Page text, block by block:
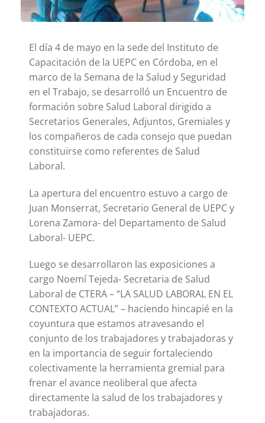
El día 4 de mayo en la sede del Instituto de
Capacitación de la UEPC en Córdoba, en el
marco de la Semana de la Salud y Seguridad
en el Trabajo, se desarrolló un Encuentro de
formación sobre Salud Laboral dirigido a
Secretarios Generales, Adjuntos, Gremiales y
los compañeros de cada consejo que puedan
constituirse como referentes de Salud
Laboral.
La apertura del encuentro estuvo a cargo de
Juan Monserrat, Secretario General de UEPC y
Lorena Zamora- del Departamento de Salud
Laboral- UEPC.
Luego se desarrollaron las exposiciones a
cargo Noemí Tejeda- Secretaria de Salud
Laboral de CTERA – “LA SALUD LABORAL EN EL
CONTEXTO ACTUAL” – haciendo hincapié en la
coyuntura que estamos atravesando el
conjunto de los trabajadores y trabajadoras y
en la importancia de seguir fortaleciendo
colectivamente la herramienta gremial para
frenar el avance neoliberal que afecta
directamente la salud de los trabajadores y
trabajadoras.